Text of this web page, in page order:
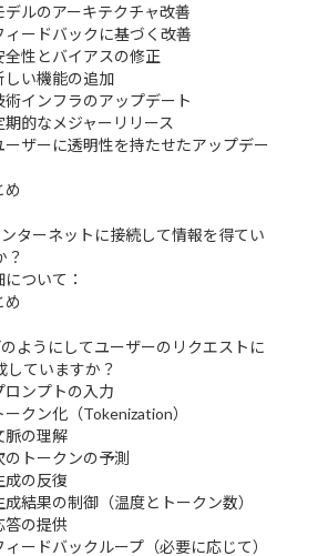
デルのアーキテクチャ改善
ィードバックに基づく改善
全性とバイアスの修正
しい機能の追加
術インフラのアップデート
期的なメジャーリリース
ーザーに透明性を持たせたアップデー
め
ターネットに接続して情報を得てい
？
について：
め
ようにしてユーザーのリクエストに
していますか？
ロンプトの入力
ークン化（Tokenization）
脈の理解
のトークンの予測
成の反復
成結果の制御（温度とトークン数）
答の提供
ィードバックループ（必要に応じて）